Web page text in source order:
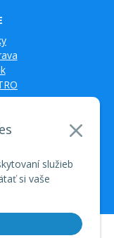
služieb
si vaše
webhosting